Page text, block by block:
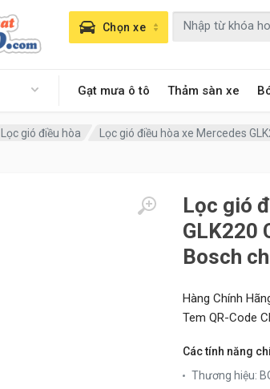
Gạt mưa ô tô Thảm sàn xe
Chọn xe
Lọc gió điều hòa Lọc gió điều hòa xe Mercedes
Lọc gió
GLK220
Bosch
Hàng Chính
Tem QR-Code
Các tính năng
Thương hiệu: